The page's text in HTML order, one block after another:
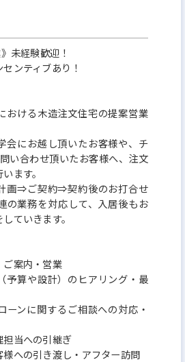
未経験歓迎！
ンティブあり！
おける木造注文住宅の提案営業
会にお越し頂いたお客様や、チ
い合わせ頂いたお客様へ、注文
ます。
画⇒ご契約⇒契約後のお打合せ
業務を対応して、入居後もお
ていきます。
案内・営業
算や設計）のヒアリング・最
ンに関するご相談への対応・
当への引継ぎ
への引き渡し・アフター訪問